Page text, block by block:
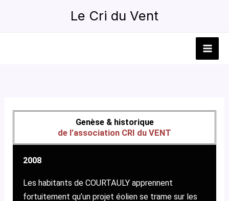
Le Cri du Vent
Genèse & historique
de l’association CRI du VENT
2008
Les habitants de COURTAULY apprennent
fortuitement qu’un projet éolien se trame sur les